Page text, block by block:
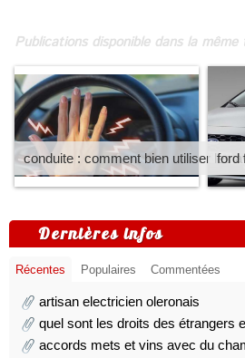
Publications disponible dans la
conduite : comment bien utiliser les
ford
Dernières infos
Récentes Populaires Commentées
artisan electricien oleronais
quel sont les droits des étrangers
accords mets et vins avec du